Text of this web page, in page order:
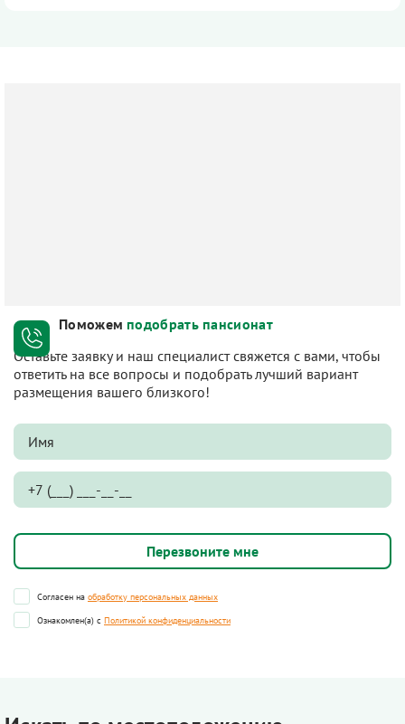
Поможем подобрать пансионат
Оставьте заявку и наш специалист свяжется с вами, чтобы
ответить на все вопросы и подобрать лучший вариант
размещения вашего близкого!
Согласен на обработку персональных данных
Ознакомлен(а) с Политикой конфиденциальности